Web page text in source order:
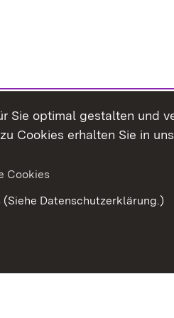
Sie optimal gestalten und
Cookies erhalten Sie in
Cookies
Datenschutzerklärung.)